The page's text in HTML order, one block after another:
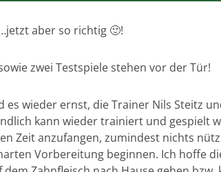
aber so richtig 🙂!
zwei Testspiele stehen vor der Tür!
wieder ernst, die Trainer Nils Steitz
kann wieder trainiert und gespielt
Zeit anzufangen, zumindest nichts
Vorbereitung beginnen. Ich hoffe